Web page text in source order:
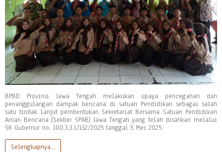
BPBD Provinsi Jawa Tengah melakukan upaya pencegahan dan
penanggulangan dampak bencana di satuan Pendidikan sebagai salah
satu tindak lanjut pembentukan Sekretariat Bersama Satuan Pendidikan
Aman Bencana (Sekber SPAB) Jawa Tengah yang telah disahkan melalui
SK Gubernur no. 100.3.3.1/132/2025 tanggal 5 Mei 2025.
Selengkapnya…